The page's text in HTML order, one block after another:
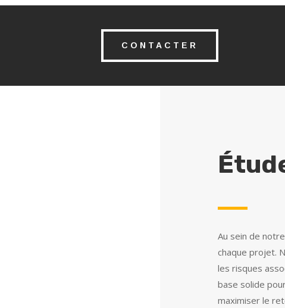
CONTACTER
Au sein de
chaque projet.
les risques
base solide
maximiser le